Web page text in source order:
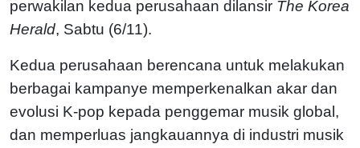
perwakilan kedua perusahaan dilansir The Korea
Herald, Sabtu (6/11).
Kedua perusahaan berencana untuk melakukan
berbagai kampanye memperkenalkan akar dan
evolusi K-pop kepada penggemar musik global,
dan memperluas jangkauannya di industri musik